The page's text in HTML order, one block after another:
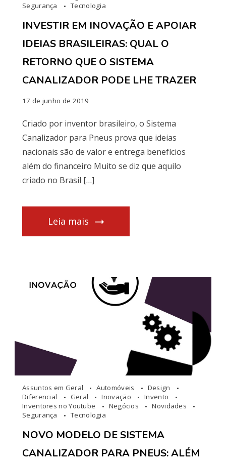
Segurança
Tecnologia
INVESTIR EM INOVAÇÃO E APOIAR
IDEIAS BRASILEIRAS: QUAL O
RETORNO QUE O SISTEMA
CANALIZADOR PODE LHE TRAZER
17 de junho de 2019
Criado por inventor brasileiro, o Sistema
Canalizador para Pneus prova que ideias
nacionais são de valor e entrega benefícios
além do financeiro Muito se diz que aquilo
criado no Brasil […]
Leia mais
Assuntos em Geral Automóveis
Design
Diferencial
Geral Inovação
Invento
Inventores no Youtube
Negócios
Novidades
Segurança
Tecnologia
NOVO MODELO DE SISTEMA
CANALIZADOR PARA PNEUS: ALÉM